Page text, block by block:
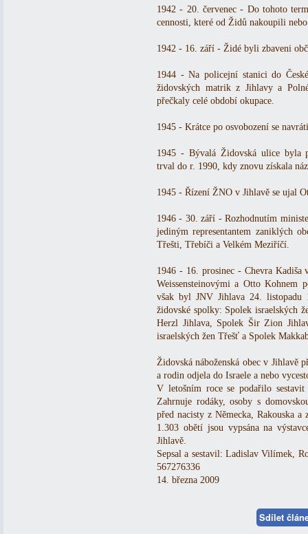
1942 - 20. červenec - Do tohoto
cennosti, které od Židů nakoupili
1942 - 16. září - Židé byli zbaveni
1944 - Na policejní stanici do
židovských matrik z Jihlavy a
přečkaly celé období okupace.
1945 - Krátce po osvobození se
1945 - Bývalá Židovská ulice byla
trval do r. 1990, kdy znovu získala
1945 - Řízení ŽNO v Jihlavě se ujal
1946 - 30. září - Rozhodnutím
jediným representantem zaniklých
Třešti, Třebíči a Velkém Meziříčí.
1946 - 16. prosinec - Chevra Kadiša
Weissensteinovými a Otto Kohnem
však byl JNV Jihlava 24.
židovské spolky: Spolek israelských
Herzl Jihlava, Spolek Šir Zion
israelských žen Třešť a Spolek
Židovská náboženská obec v Jihlavě
a rodin odjela do Israele a nebo
V letošním roce se podařilo
Zahrnuje rodáky, osoby s
před nacisty z Německa, Rakouska
1.303 obětí jsou vypsána na
Jihlavě.
Sepsal a sestavil: Ladislav Vilímek,
567276336
14. března 2009
Sdílet